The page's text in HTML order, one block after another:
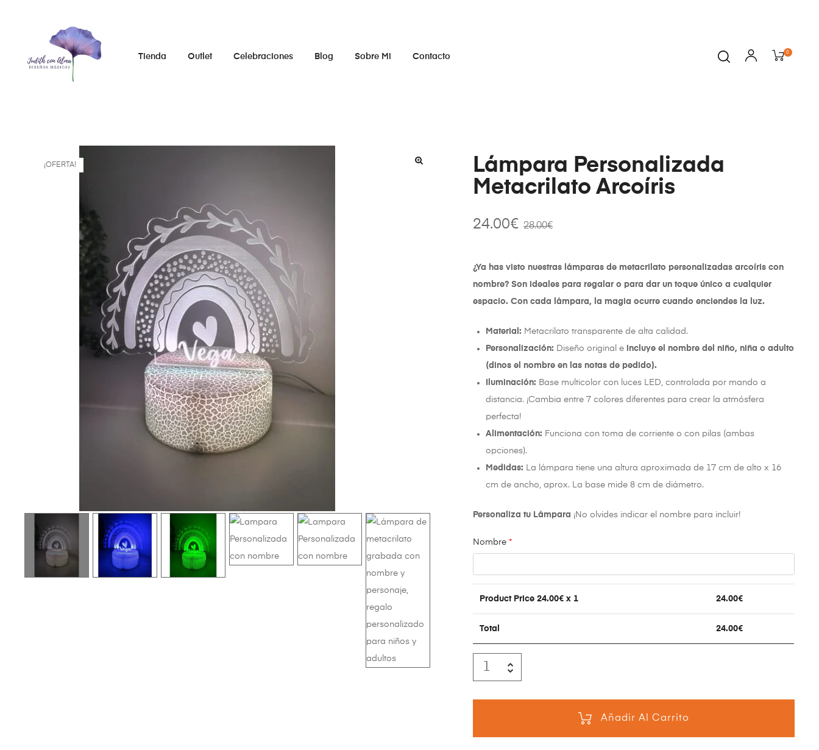
Tienda Outlet Celebraciones Blog Sobre Mi Contacto
0
¡OFERTA!
Lámpara Personalizada
Metacrilato Arcoíris
28.00€
24.00€
¿Ya has visto nuestras lámparas de metacrilato personalizadas arcoíris con
nombre? Son ideales para regalar o para dar un toque único a cualquier
espacio. Con cada lámpara, la magia ocurre cuando enciendes la luz.
Material: Metacrilato transparente de alta calidad.
Personalización: Diseño original e
incluye el nombre del niño, niña o adulto
(dinos el nombre en las notas de pedido).
Iluminación: Base multicolor con luces LED, controlada por mando a
distancia. ¡Cambia entre 7 colores diferentes para crear la atmósfera
perfecta!
Alimentación: Funciona con toma de corriente o con pilas (ambas
opciones).
Medidas: La lámpara tiene una altura aproximada de 17 cm de alto x 16
cm de ancho, aprox. La base mide 8 cm de diámetro.
Personaliza tu Lámpara ¡No olvides indicar el nombre para incluir!
Nombre *
Product Price 24.00€ x 1 24.00€
Total 24.00€
Añadir Al Carrito